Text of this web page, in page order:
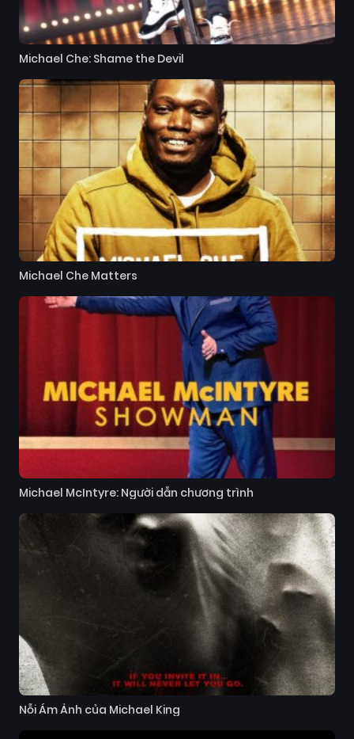
Michael Che: Shame the Devil
Michael Che Matters
Michael McIntyre: Người dẫn chương trình
Nỗi Ám Ảnh của Michael King